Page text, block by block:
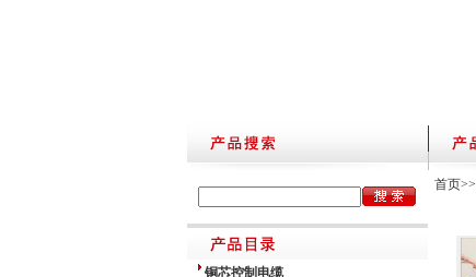
铜芯控制电缆
首页>>